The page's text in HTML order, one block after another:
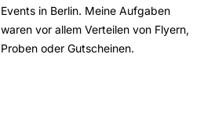
Events in Berlin. Meine Aufgaben
waren vor allem Verteilen von Flyern,
Proben oder Gutscheinen.